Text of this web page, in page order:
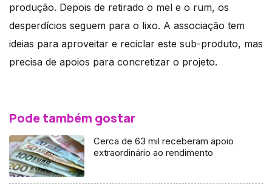
produção. Depois de retirado o mel e o rum, os
desperdícios seguem para o lixo. A associação tem
ideias para aproveitar e reciclar este sub-produto, mas
precisa de apoios para concretizar o projeto.
Pode também gostar
Cerca de 63 mil receberam apoio
extraordinário ao rendimento